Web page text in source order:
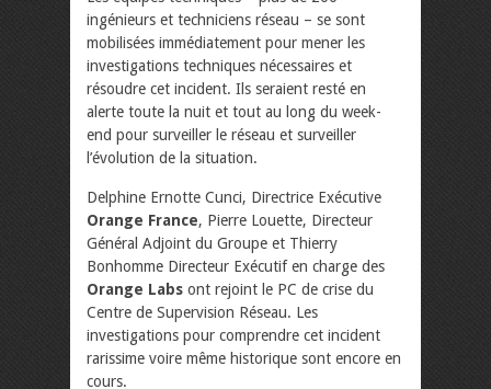
ingénieurs et techniciens réseau – se sont
mobilisées immédiatement pour mener les
investigations techniques nécessaires et
résoudre cet incident. Ils seraient resté en
alerte toute la nuit et tout au long du week-
end pour surveiller le réseau et surveiller
l’évolution de la situation.
Delphine Ernotte Cunci, Directrice Exécutive
Orange France, Pierre Louette, Directeur
Général Adjoint du Groupe et Thierry
Bonhomme Directeur Exécutif en charge des
Orange Labs ont rejoint le PC de crise du
Centre de Supervision Réseau. Les
investigations pour comprendre cet incident
rarissime voire même historique sont encore en
cours.